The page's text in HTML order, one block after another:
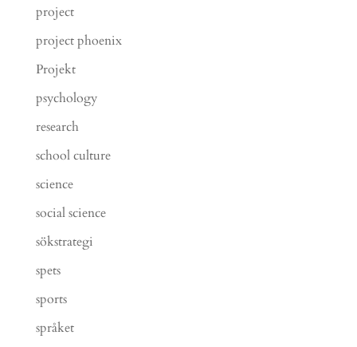
project
project phoenix
Projekt
psychology
research
school culture
science
social science
sökstrategi
spets
sports
språket